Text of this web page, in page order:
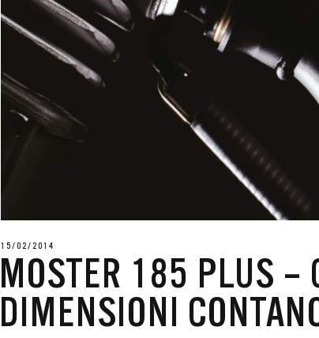
15/02/2014
MOSTER 185 PLUS –
DIMENSIONI